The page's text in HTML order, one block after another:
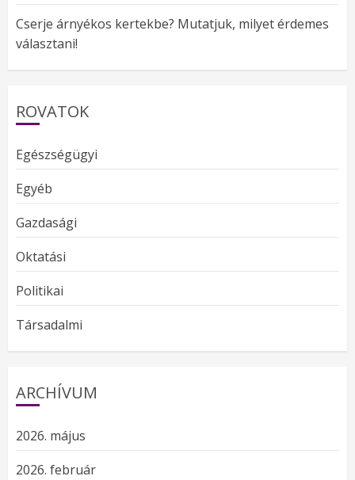
Cserje árnyékos kertekbe? Mutatjuk, milyet érdemes
választani!
ROVATOK
Egészségügyi
Egyéb
Gazdasági
Oktatási
Politikai
Társadalmi
ARCHÍVUM
2026. május
2026. február